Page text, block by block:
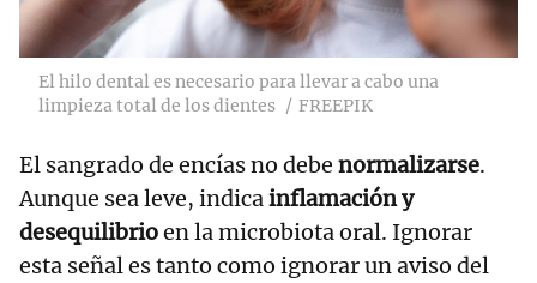
El hilo dental es necesario para llevar a cabo una
limpieza total de los dientes
FREEPIK
El sangrado de encías no debe normalizarse.
Aunque sea leve, indicainflamación y
desequilibrioen la microbiota oral. Ignorar
esta señal es tanto como ignorar un aviso del